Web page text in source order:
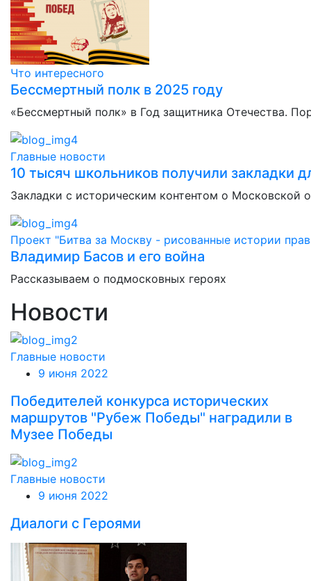
Что интересного
Бессмертный полк в 2025 году
«Бессмертный полк» в Год защитника Отечества.
Главные новости
10 тысяч школьников получили закладки
Закладки с историческим контентом о
Проект "Битва за Москву - рисованные истории
Владимир Басов и его война
Рассказываем о подмосковных героях
Новости
Главные новости
9 июня 2022
Победителей конкурса исторических
маршрутов "Рубеж Победы" наградили в
Музее Победы
Главные новости
9 июня 2022
Диалоги с Героями